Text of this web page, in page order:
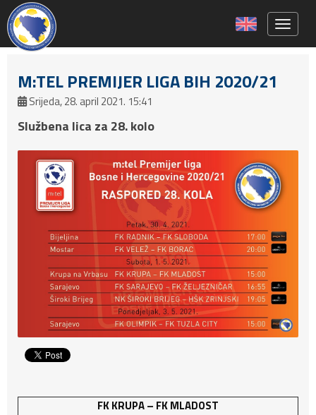
M:TEL PREMIJER LIGA BIH 2020/21
Srijeda, 28. april 2021. 15:41
Službena lica za 28. kolo
FK KRUPA – FK MLADOST